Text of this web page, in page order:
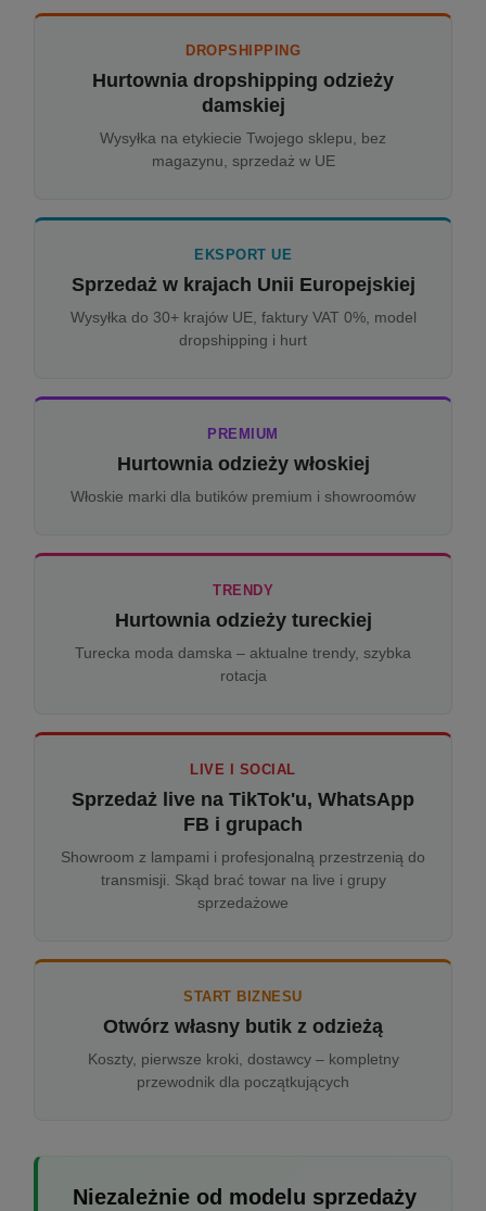
DROPSHIPPING
Hurtownia dropshipping odzieży
damskiej
Wysyłka na etykiecie Twojego sklepu, bez
magazynu, sprzedaż w UE
EKSPORT UE
Sprzedaż w krajach Unii Europejskiej
Wysyłka do 30+ krajów UE, faktury VAT 0%, model
dropshipping i hurt
PREMIUM
Hurtownia odzieży włoskiej
Włoskie marki dla butików premium i showroomów
TRENDY
Hurtownia odzieży tureckiej
Turecka moda damska – aktualne trendy, szybka
rotacja
LIVE I SOCIAL
Sprzedaż live na TikTok'u, WhatsApp
FB i grupach
Showroom z lampami i profesjonalną przestrzenią do
transmisji. Skąd brać towar na live i grupy
sprzedażowe
START BIZNESU
Otwórz własny butik z odzieżą
Koszty, pierwsze kroki, dostawcy – kompletny
przewodnik dla początkujących
Niezależnie od modelu sprzedaży